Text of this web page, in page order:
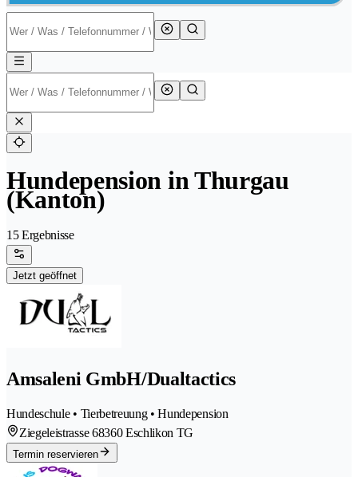
Hundepension in Thurgau
(Kanton)
15 Ergebnisse
Jetzt geöffnet
Amsaleni GmbH/Dualtactics
Hundeschule • Tierbetreuung • Hundepension
Ziegeleistrasse 68360 Eschlikon TG
Termin reservieren